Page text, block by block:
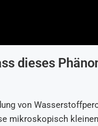
dieses
von
mikroskopisch